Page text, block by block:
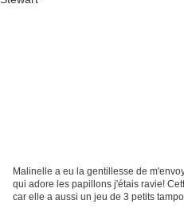
Malinelle a eu la gentillesse de
qui adore les papillons j'étais ravie!
car elle a aussi un jeu de 3 petits